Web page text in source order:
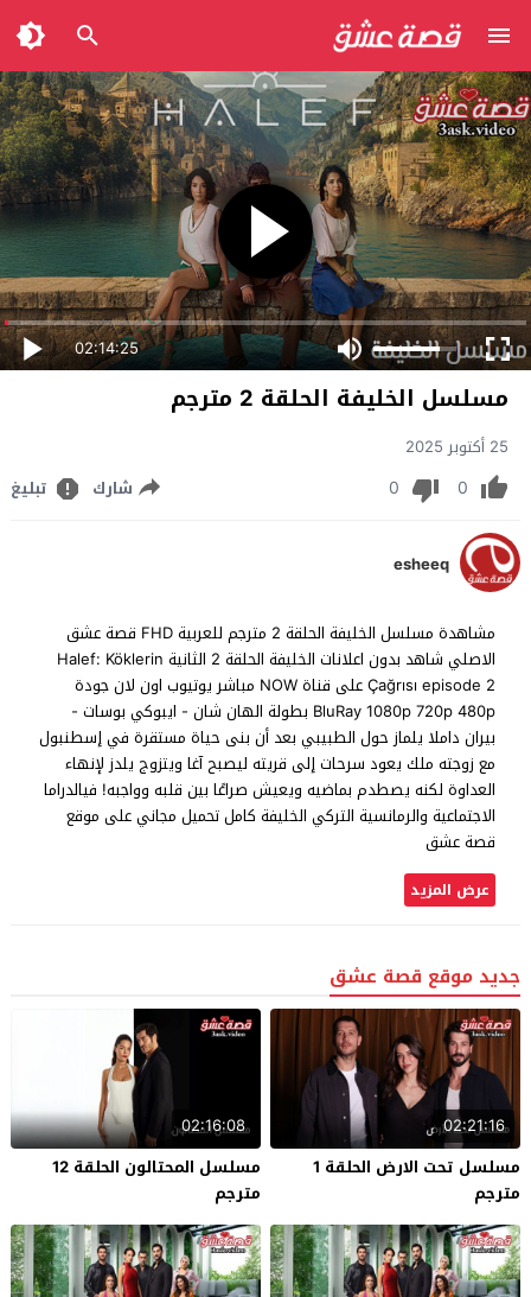
02:14:25
مسلسل الخليفة الحلقة 2 مترجم
25 أكتوبر 2025
0
0 شارك تبليغ
esheeq
مشاهدة مسلسل الخليفة الحلقة 2 مترجم للعربية FHD قصة عشق
الاصلي شاهد بدون اعلانات الخليفة الحلقة 2 الثانية Halef: Köklerin
Çağrısı episode 2 على قناة NOW مباشر يوتيوب اون لان جودة
BluRay 1080p 720p 480p بطولة الهان شان - ايبوكي بوسات -
بيران داملا يلماز حول الطبيبي بعد أن بنى حياة مستقرة في إسطنبول
مع زوجته ملك يعود سرحات إلى قريته ليصبح آغا ويتزوج يلدز لإنهاء
العداوة لكنه يصطدم بماضيه ويعيش صراعًا بين قلبه وواجبه! فيالدراما
الاجتماعية والرمانسية التركي الخليفة كامل تحميل مجاني على موقع
قصة عشق
عرض المزيد
جديد موقع قصة عشق
02:21:16
مسلسل تحت الارض الحلقة 1
مترجم
02:16:08
مسلسل المحتالون الحلقة 12
مترجم